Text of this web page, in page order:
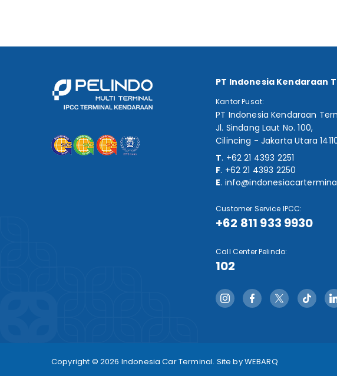
PT Indonesia Kendaraan
Kantor Pusat:
PT Indonesia Kendaraan
Jl. Sindang Laut No. 100,
Cilincing - Jakarta Utara
T. +62 21 4393 2251
F. +62 21 4393 2250
E.
Customer Service IPCC:
+62 811 933 9930
Call Center Pelindo:
102
Copyright © 2026 Indonesia Car Terminal. Site byWEBARQ